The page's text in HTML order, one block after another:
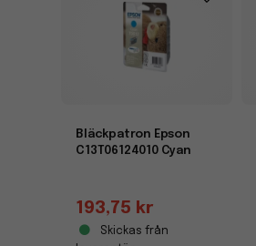
Bläckpatron Epson
C13T06124010 Cyan
193,75 kr
Skickas från